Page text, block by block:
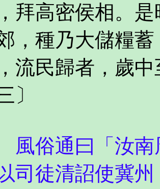
拜高密侯相。
，種乃大儲糧
流民歸者，歲
〕
風俗通曰「汝
司徒清詔使冀